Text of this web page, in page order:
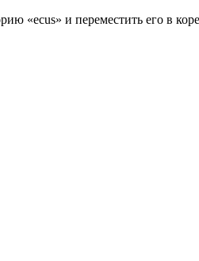
и переместить его в